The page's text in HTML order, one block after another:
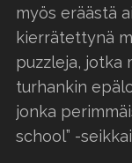
myös eräästä
kierrätettynä
puzzleja, jotka
turhankin
jonka
school” -